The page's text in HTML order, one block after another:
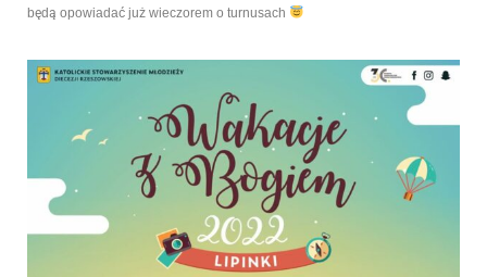
będą opowiadać już wieczorem o turnusach